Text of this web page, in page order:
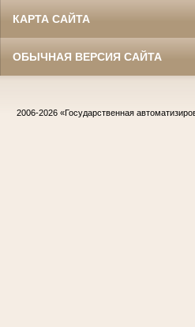
КАРТА САЙТА
ОБЫЧНАЯ ВЕРСИЯ САЙТА
2006-2026 «Государственная